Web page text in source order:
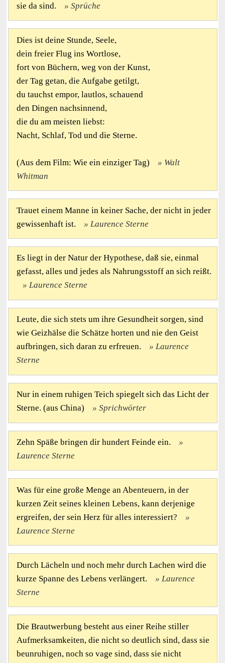
sie da sind.
Sprüche
Dies ist deine Stunde, Seele,
dein freier Flug ins Wortlose,
fort von Büchern, weg von der Kunst,
der Tag getan, die Aufgabe getilgt,
du tauchst empor, lautlos, schauend
den Dingen nachsinnend,
die du am meisten liebst:
Nacht, Schlaf, Tod und die Sterne.
(Aus dem Film: Wie ein einziger Tag)
Walt
Whitman
Trauet einem Manne in keiner Sache, der nicht in jeder
gewissenhaft ist.
Laurence Sterne
Es liegt in der Natur der Hypothese, daß sie, einmal
gefasst, alles und jedes als Nahrungsstoff an sich reißt.
Laurence Sterne
Leute, die sich stets um ihre Gesundheit sorgen, sind
wie Geizhälse die Schätze horten und nie den Geist
aufbringen, sich daran zu erfreuen.
Laurence
Sterne
Nur in einem ruhigen Teich spiegelt sich das Licht der
Sterne. (aus China)
Sprichwörter
Zehn Späße bringen dir hundert Feinde ein.
Laurence Sterne
Was für eine große Menge an Abenteuern, in der
kurzen Zeit seines kleinen Lebens, kann derjenige
ergreifen, der sein Herz für alles interessiert?
Laurence Sterne
Durch Lächeln und noch mehr durch Lachen wird die
kurze Spanne des Lebens verlängert.
Laurence
Sterne
Die Brautwerbung besteht aus einer Reihe stiller
Aufmerksamkeiten, die nicht so deutlich sind, dass sie
beunruhigen, noch so vage sind, dass sie nicht